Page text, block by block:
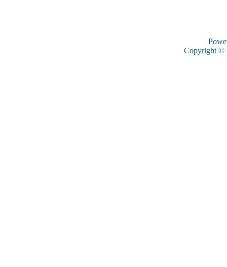
Copyright ©